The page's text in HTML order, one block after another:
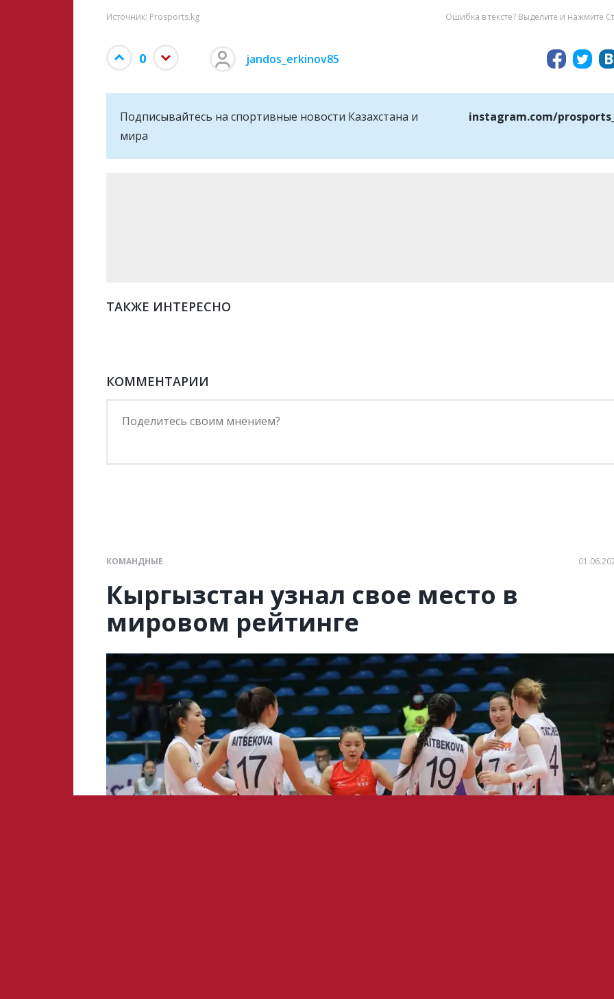
Источник: Prosports.kg Ошибка в тексте? Выделите и нажмите
0 jandos_erkinov85
Подписывайтесь на cпортивные новости Казахстана и
мира
instagram.com/
ТАКЖЕ ИНТЕРЕСНО
КОММЕНТАРИИ
КОМАНДНЫЕ
Кыргызстан узнал свое место в
мировом рейтинге